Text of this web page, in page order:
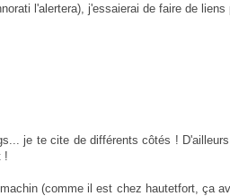
l'alertera), j'essaierai de faire de
je te cite de différents côtés !
!
(comme il est chez hautetfort, ça